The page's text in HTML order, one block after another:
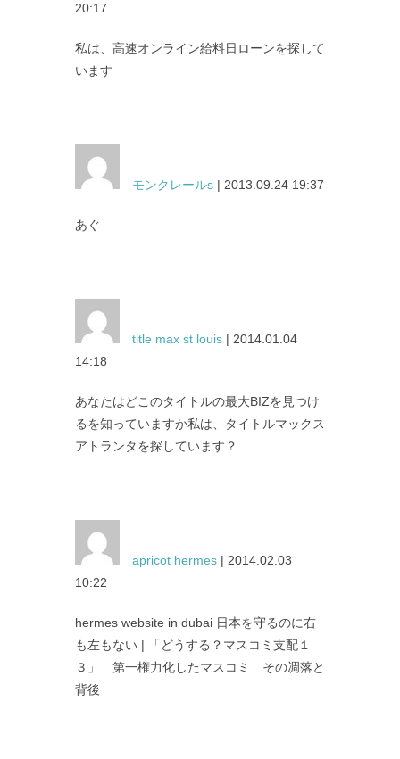
20:17
私は、高速オンライン給料日ローンを探して
います
モンクレールs | 2013.09.24 19:37
あぐ
title max st louis | 2014.01.04
14:18
あなたはどこのタイトルの最大BIZを見つけ
るを知っていますか私は、タイトルマックス
アトランタを探しています？
apricot hermes | 2014.02.03
10:22
hermes website in dubai 日本を守るのに右
も左もない | 「どうする？マスコミ支配１
３」 第一権力化したマスコミ その凋落と
背後